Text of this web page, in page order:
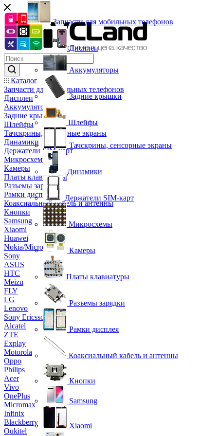
Каталог
Запчасти для мобильных телефонов
Дисплеи
Аккумуляторы
Задние крышки
Шлейфы
Тачскрины, сенсорные экраны
Динамики
Держатели SIM-карт
Микросхемы
Камеры
Платы клавиатуры
Разъемы зарядки
Рамки дисплея
Коаксиальный кабель и антенны
Кнопки
Samsung
Xiaomi
Huawei
Nokia/Microsoft
Sony
ASUS
HTC
Meizu
FLY
LG
Lenovo
Sony Ericsson
Alcatel
ZTE
Explay
Motorola
Oppo
Philips
Acer
Vivo
OnePlus
Micromax
Infinix
Blackberry
Oukitel
Запчасти для мобильных телефонов
Дисплеи
Аккумуляторы
Задние крышки
Шлейфы
Тачскрины, сенсорные экраны
Динамики
Держатели SIM-карт
Микросхемы
Камеры
Платы клавиатуры
Разъемы зарядки
Рамки дисплея
Коаксиальный кабель и антенны
Кнопки
Samsung
Xiaomi